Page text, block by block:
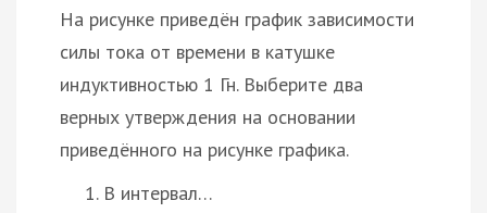
На рисунке приведён график зависимости
силы тока от времени в катушке
индуктивностью 1 Гн. Выберите два
верных утверждения на основании
приведённого на рисунке графика.
В интервал…